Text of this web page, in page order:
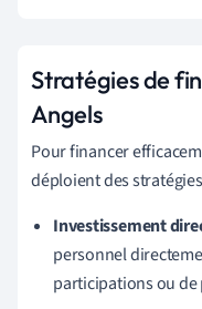
Stratégies de
Angels
Pour financer
déploient des
Investissement
personnel
participations ou de